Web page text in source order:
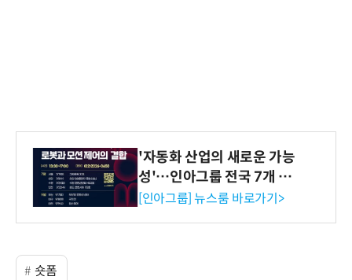
'자동화 산업의 새로운 가능
성'…인아그룹 전국 7개 도
시 세미나 페어 개최
[인아그룹] 뉴스룸 바로가기>
숏폼